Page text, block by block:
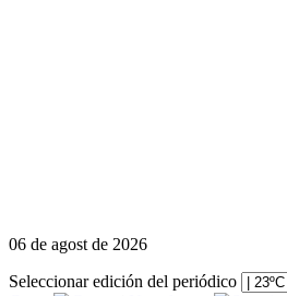
06 de agost de 2026
Seleccionar edición del periódico